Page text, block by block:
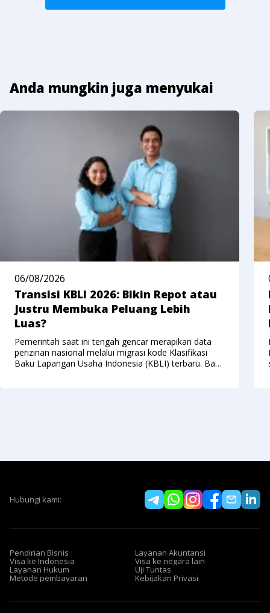
Anda mungkin juga menyukai
06/08/2026
Transisi KBLI 2026: Bikin Repot atau
Justru Membuka Peluang Lebih
Luas?
Pemerintah saat ini tengah gencar merapikan data
perizinan nasional melalui migrasi kode Klasifikasi
Baku Lapangan Usaha Indonesia (KBLI) terbaru. Bagi
Hubungi kami:
Pendirian Bisnis
Visa ke Indonesia
Layanan Hukum
Metode pembayaran
Layanan Akuntansi
Visa ke negara lain
Uji Tuntas
Kebijakan Privasi